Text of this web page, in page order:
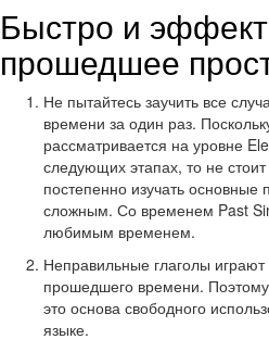
Быстро и
прошедшее
Не пытайтесь заучить все
времени за один раз.
рассматривается на уровне
следующих этапах, то не
постепенно изучать
сложным. Со временем Past
любимым временем.
Неправильные глаголы
прошедшего времени.
это основа свободного
языке.